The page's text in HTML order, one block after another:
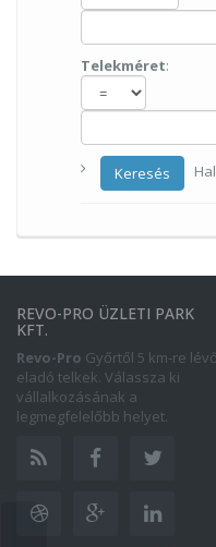
Telekméret:
Keresés
REVO-PRO ÜZLETI PARK
KFT.
Revo-Pro Győrtől 5 km-re lévő
eladó telkek. Válassza ki
vállalkozásának a
legmegfelelőbb helyet.